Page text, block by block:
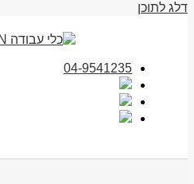
דלג לתוכן
04-9541235